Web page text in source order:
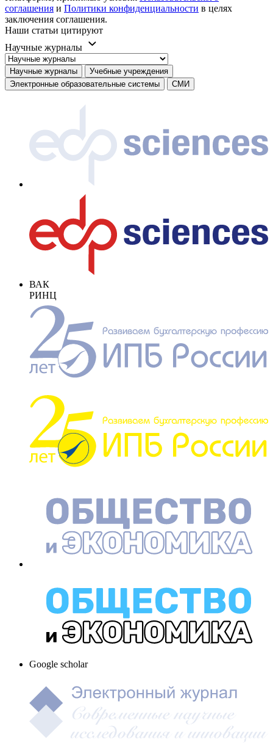
соглашения и Политики конфиденциальности в целях
заключения соглашения.
Наши статьи цитируют
Научные журналы
Научные журналы
Учебные учреждения
Электронные образовательные системы
СМИ
ВАК
РИНЦ
Google scholar